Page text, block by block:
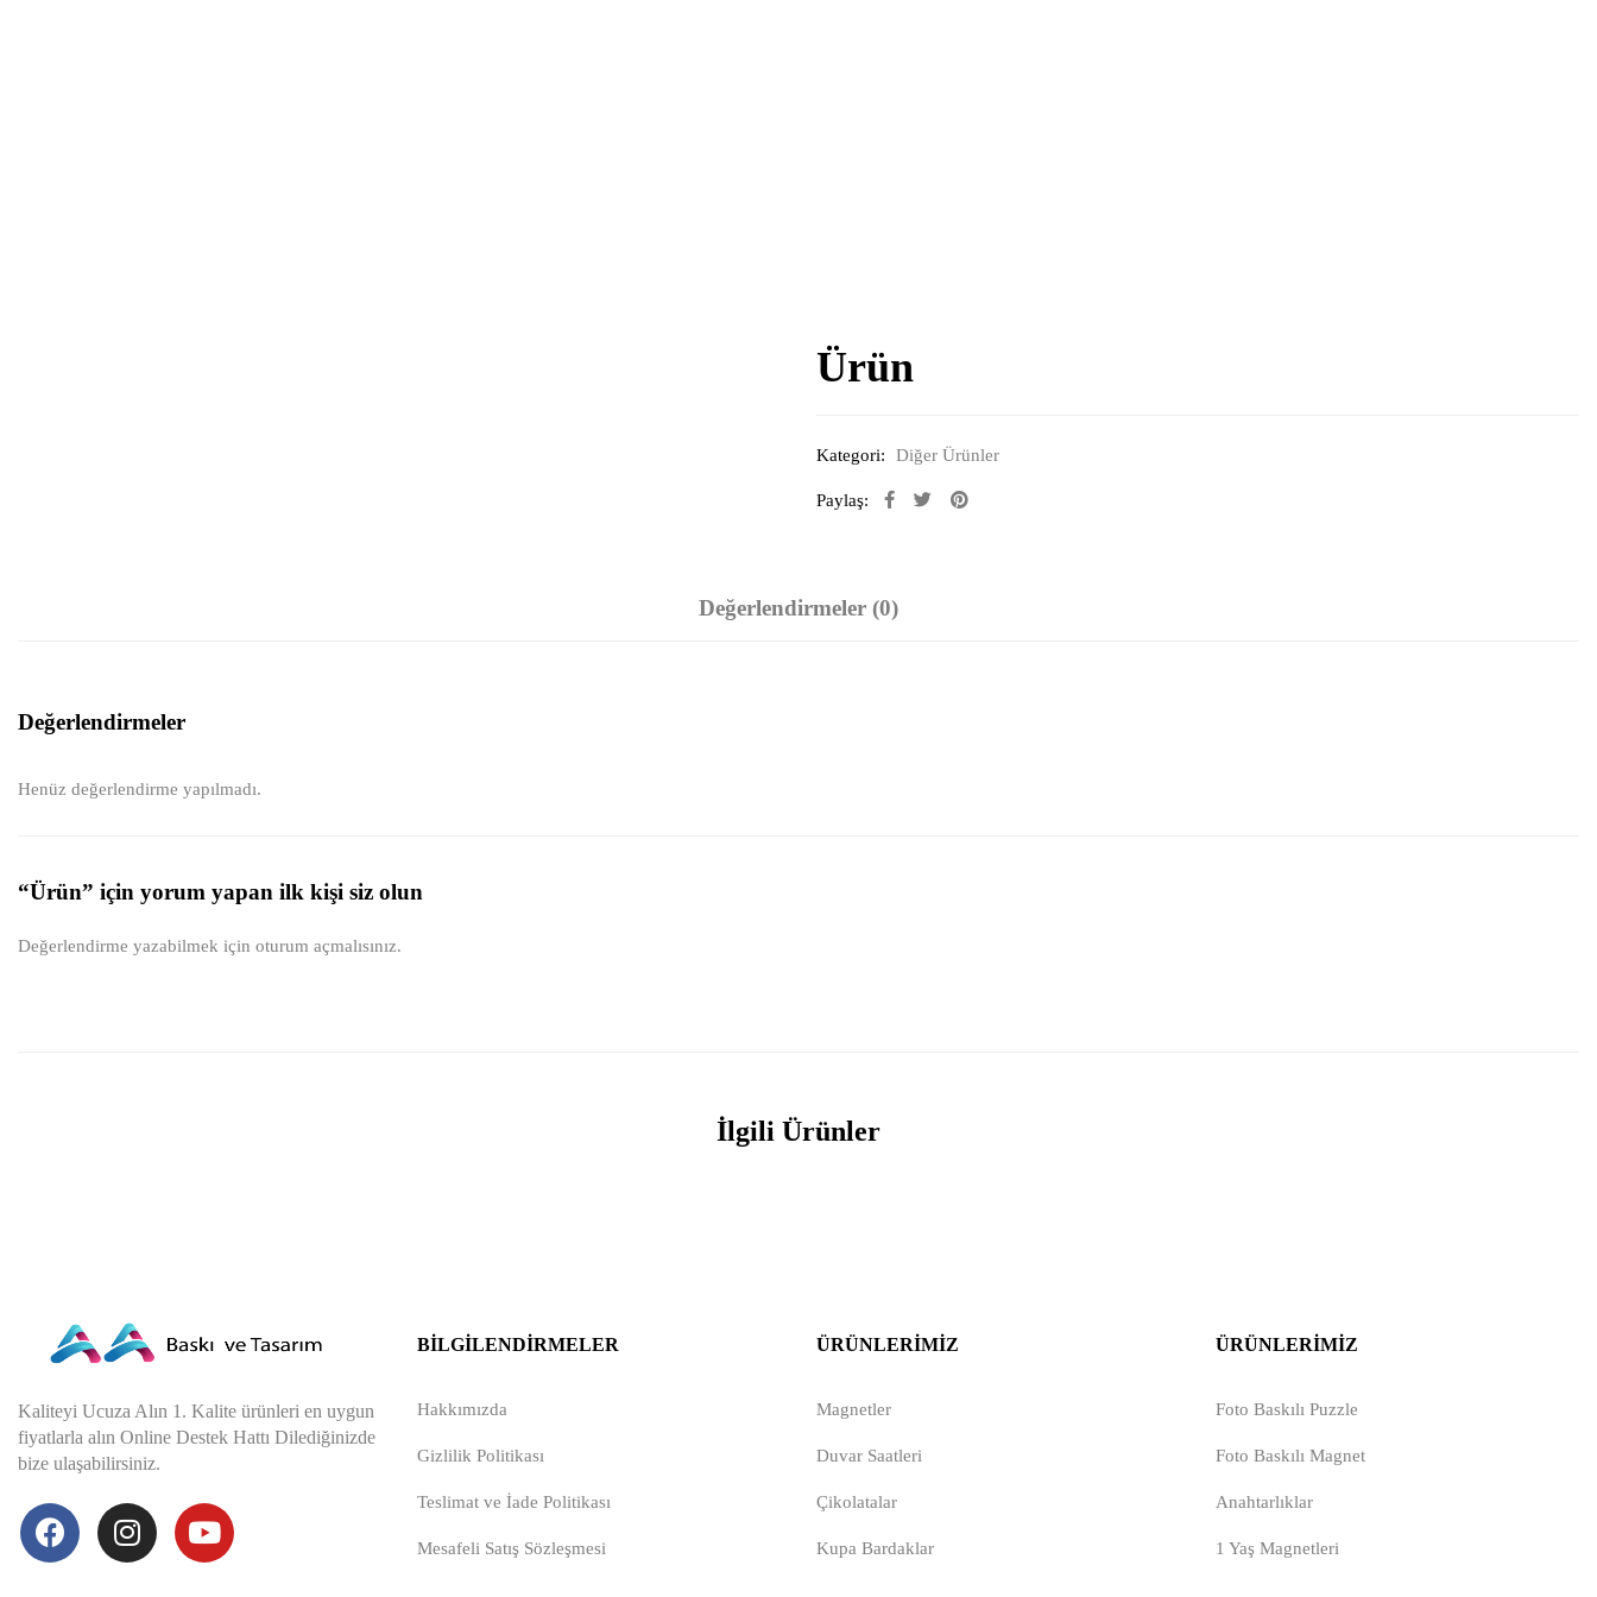
Ürün
Kategori: Diğer Ürünler
Paylaş:
Değerlendirmeler (0)
Değerlendirmeler
Henüz değerlendirme yapılmadı.
“Ürün” için yorum yapan ilk kişi siz olun
Değerlendirme yazabilmek için oturum açmalısınız.
İlgili Ürünler
Kaliteyi Ucuza Alın 1. Kalite ürünleri en uygun
fiyatlarla alın Online Destek Hattı Dilediğinizde
bize ulaşabilirsiniz.
BILGILENDIRMELER
Hakkımızda
Gizlilik Politikası
Teslimat ve İade Politikası
Mesafeli Satış Sözleşmesi
ÜRÜNLERIMIZ
Magnetler
Duvar Saatleri
Çikolatalar
Kupa Bardaklar
ÜRÜNLERIMIZ
Foto Baskılı Puzzle
Foto Baskılı Magnet
Anahtarlıklar
1 Yaş Magnetleri